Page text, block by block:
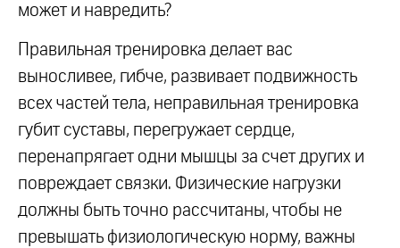
может и навредить?
Правильная тренировка делает вас
выносливее, гибче, развивает подвижность
всех частей тела, неправильная тренировка
губит суставы, перегружает сердце,
перенапрягает одни мышцы за счет других и
повреждает связки. Физические нагрузки
должны быть точно рассчитаны, чтобы не
превышать физиологическую норму, важны